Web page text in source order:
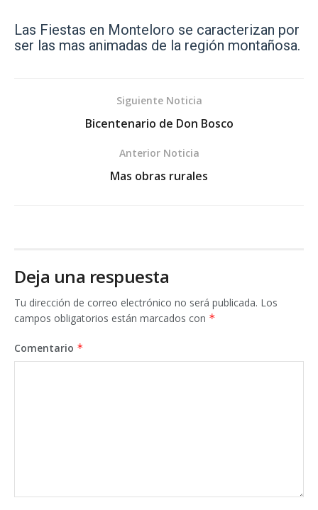
Las Fiestas en Monteloro se caracterizan por
ser las mas animadas de la región montañosa.
Siguiente Noticia
Bicentenario de Don Bosco
Anterior Noticia
Mas obras rurales
Deja una respuesta
Tu dirección de correo electrónico no será publicada. Los
campos obligatorios están marcados con *
Comentario *